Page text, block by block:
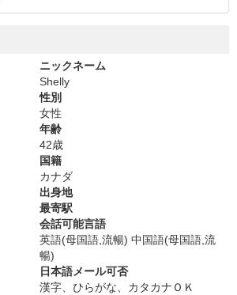
ニックネーム
Shelly
性別
女性
年齢
42歳
国籍
カナダ
出身地
最寄駅
会話可能言語
英語(母国語,流暢) 中国語(母国語,流
暢)
日本語メール可否
漢字、ひらがな、カタカナＯＫ